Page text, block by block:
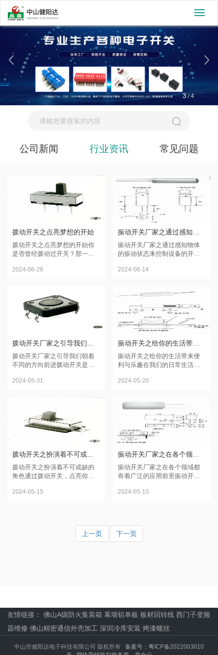
切
换
3/4
公司新闻 行业资讯 常见问题
拨动开关之点亮梦想的开始
拨动开关之点亮梦想的开始你
是否曾经拨动过开关？那一瞬
来了新的体验。拨动开关，就
2024-06-28
振动开关厂家之通过感知物体的振动状态来控制设备的开关动作
振动开关厂家之通过感知物体
的振动状态来控制设备的开关
开关的原理。振动开关通常由
为电...
2024-06-14
拨动开关厂家之引导我们朝着不同的方向前进
拨动开关厂家之引导我们朝着
不同的方向前进拨动开关是我
个小工具。它有着简单的外观
的深意。想象一下，当我们拨
2024-05-31
振动开关之给你的生活带来便利与乐趣
振动开关之给你的生活带来便
利与乐趣在我们的日常生活
默地工作，使我们的生活更加
的部件就是振动开关。振动开
关是一...
2024-05-20
拨动开关之扮演着不可或缺的角色
拨动开关之扮演着不可或缺的
角色通过拨动开关，点亮你的
指，轻轻拨动开关，整个世界
2024-05-15
振动开关厂家之在各个领域都有着广泛的应用前景
振动开关厂家之在各个领域都
有着广泛的应用前景振动开关
泛应用于各个领域。它具有快
2024-05-10
上一页 下一页
友情链接： 佛山A级防火集装箱 幕墙铝单板 板材回转线 西门子变频
器维修 佛山精密通信外壳加工 深圳冷库安装 烤漆螺丝
中山市健阳达电子科技有限公司 版权所有 备案号：粤ICP备2022003010